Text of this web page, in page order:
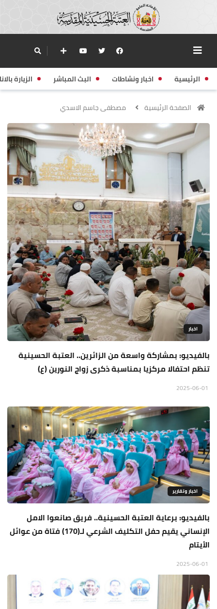
الرئيسية اخبار ونشاطات البث المباشر الزيارة
الصفحة الرئيسية مصطفى جاسم الاسدي
اخبار
بالفيديو: بمشاركة واسعة من الزائرين.. العتبة الحسينية
تنظم احتفالا مركزيا بمناسبة ذكرى زواج النورين (ع)
اخبار وتقارير
بالفيديو: برعاية العتبة الحسينية.. فريق صانعوا الامل
الإنساني يقيم حفل التكليف الشرعي لـ(170) فتاة من عوائل
الأيتام